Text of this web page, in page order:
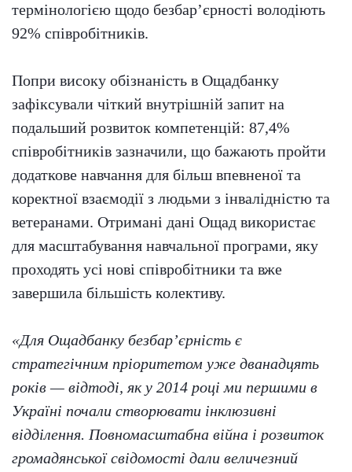
термінологією щодо безбар’єрності володіють
92% співробітників.
Попри високу обізнаність в Ощадбанку
зафіксували чіткий внутрішній запит на
подальший розвиток компетенцій: 87,4%
співробітників зазначили, що бажають пройти
додаткове навчання для більш впевненої та
коректної взаємодії з людьми з інвалідністю та
ветеранами. Отримані дані Ощад використає
для масштабування навчальної програми, яку
проходять усі нові співробітники та вже
завершила більшість колективу.
«Для Ощадбанку безбар’єрність є
стратегічним пріоритетом уже дванадцять
років — відтоді, як у 2014 році ми першими в
Україні почали створювати інклюзивні
відділення. Повномасштабна війна і розвиток
громадянської свідомості дали величезний